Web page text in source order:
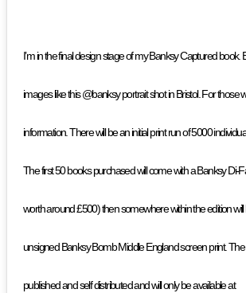
I’m in the final design stage of my Banksy Captured
images like this @banksy portrait shot in Bristol. For those
information. There will be an initial print run of 5000
The first 50 books purchased will come with a Banksy Di-
worth around £500) then somewhere within the edition will
unsigned Banksy Bomb Middle England screen print. The
published and self distributed and will only be available at